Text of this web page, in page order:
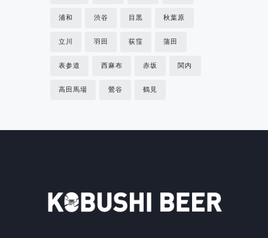
浦和 渋谷 目黒 秋葉原
立川 羽田 荻窪 蒲田
表参道 西麻布 赤坂 関内
高田馬場 鶯谷 鶴見